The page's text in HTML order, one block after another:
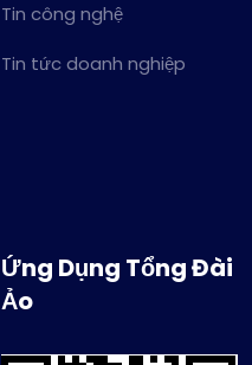
Tin công nghệ
Tin tức doanh nghiệp
Ứng Dụng Tổng Đài
Ảo